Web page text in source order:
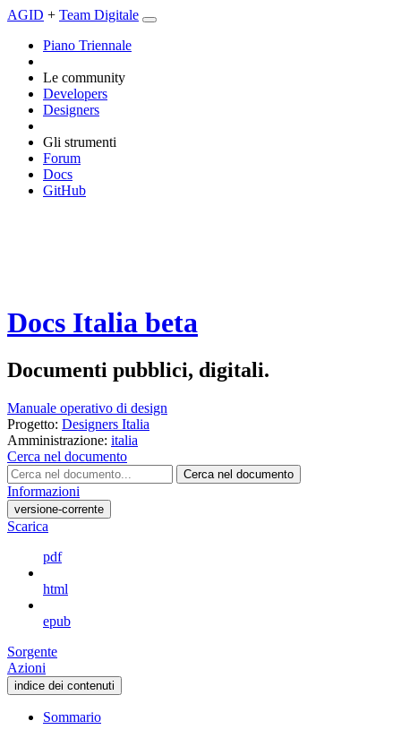
AGID + Team Digitale
Piano Triennale
Le community
Developers
Designers
Gli strumenti
Forum
Docs
GitHub
Docs Italia beta
Documenti pubblici, digitali.
Manuale operativo di design
Progetto: Designers Italia
Amministrazione: italia
Cerca nel documento
Cerca nel documento
Informazioni
versione-corrente
Scarica
pdf
html
epub
Sorgente
Azioni
indice dei contenuti
Sommario